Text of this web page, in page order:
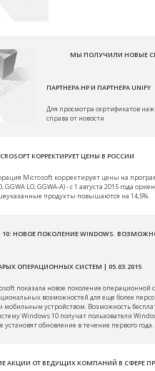
МЫ ПОЛУЧИЛИ НОВЫЕ
ПАРТНЕРА HP И ПАРТНЕРА UNIFY
Для просмотра сертификатов
справа от новости
КОРРЕКТИРУЕТ ЦЕНЫ В РОССИИ
Microsoft корректирует цены на
GGWA LO, GGWA-A) - c 1 августа 2015 года
продукты повышаются на 14,5%.
10: НОВОЕ ПОКОЛЕНИЕ WINDOWS.
ОПЕРАЦИОННЫХ СИСТЕМ | 05.03.2015
показала новое поколение
возможностей для еще более
устройством. Возможность
Windows 10 получат пользователи
установят обновление в течение первого года.
АКЦИИ ОТ ВЕДУЩИХ КОМПАНИЙ В СФЕРЕ